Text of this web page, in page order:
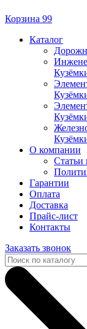
Корзина 99
Каталог
О компании
Статьи
Гарантии
Оплата
Доставка
Прайс-лист
Контакты
Заказать звонок